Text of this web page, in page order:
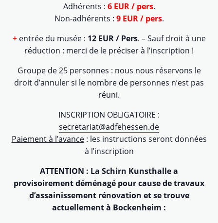
Adhérents : 6 EUR / pers.
Non-adhérents : 9 EUR / pers.
+entrée du musée : 12 EUR / Pers. – Sauf droit à une
réduction : merci de le préciser à l’inscription !
Groupe de 25 personnes : nous nous réservons le
droit d’annuler si le nombre de personnes n’est pas
réuni.
INSCRIPTION OBLIGATOIRE :
secretariat@adfehessen.de
Paiement à l’avance: les instructions seront données
à l’inscription
ATTENTION : La Schirn Kunsthalle a
provisoirement déménagé pour cause de travaux
d’assainissement rénovation et se trouve
actuellement à Bockenheim :